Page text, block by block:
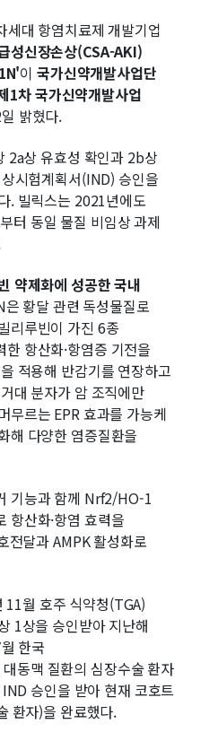
세대 항염치료제 개발기업
성신장손상(CSA-AKI)
이국가신약개발사업단
1차 국가신약개발사업
밝혔다.
2a상 유효성 확인과 2b상
시험계획서(IND) 승인을
. 빌릭스는 2021년에도
터 동일 물질 비임상 과제
약제화에 성공한 국내
황달 관련 독성물질로
리루빈이 가진 6종
항산화·항염증 기전을
적용해 반감기를 연장하고
대 분자가 암 조직에만
무르는 EPR 효과를 가능케
해 다양한 염증질환을
기능과 함께 Nrf2/HO-1
항산화·항염 효력을
전달과 AMPK 활성화로
월 호주 식약청(TGA)
1상을 승인받아 지난해
한국
동맥 질환의 심장수술 환자
승인을 받아 현재 코호트
환자)을 완료했다.